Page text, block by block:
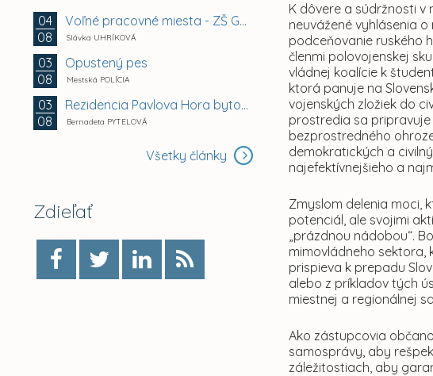
04
08
Voľné pracovné miesta - ZŠ Gemerská 2, Košice -...
Slávka UHRÍKOVÁ
03
08
Opustený pes
Mestská POLÍCIA
03
08
Rezidencia Pavlova Hora bytový dom A + B +...
Bernadeta PYTELOVÁ
Všetky články
Zdieľať
K dôvere a súdržnosti
neuvážené vyhlásenia
podceňovanie ruského
členmi polovojenskej
vládnej koalície k
ktorá panuje na
vojenských zložiek do
prostredia sa
bezprostredného
demokratických a
najefektívnejšieho a
Zmyslom delenia moci,
potenciál, ale svojimi
„prázdnou nádobou“.
mimovládneho sektora,
prispieva k prepadu
alebo z príkladov tých
miestnej a regionálnej
Ako zástupcovia
samosprávy, aby
záležitostiach, aby